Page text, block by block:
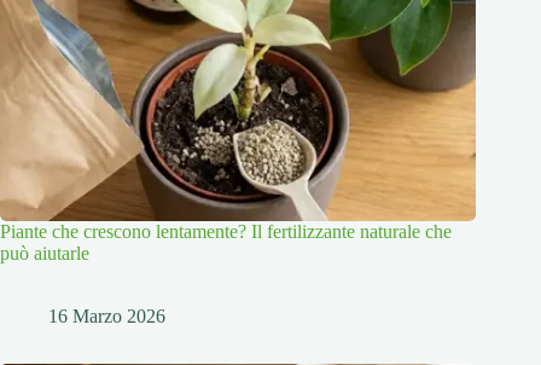
Piante che crescono lentamente? Il fertilizzante naturale che
può aiutarle
16 Marzo 2026